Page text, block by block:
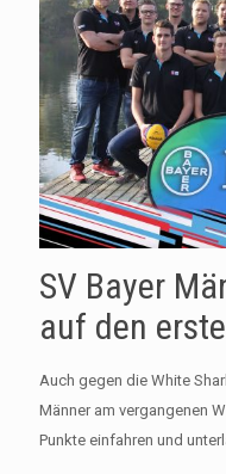
SV Bayer
auf den
Auch gegen die White
Männer am vergangenen
Punkte einfahren und